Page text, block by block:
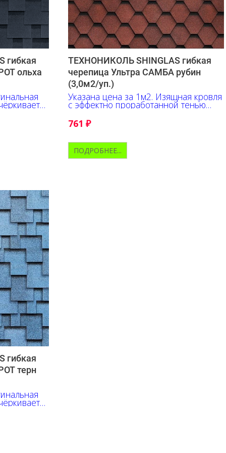
гибкая
ольха
и
ТЕХНОНИКОЛЬ SHINGLAS гибкая
черепица Ультра САМБА рубин
(3,0м2/уп.)
Указана цена за 1м2. Изящная кровля
с эффектно проработанной тенью
подчеркнёт неповторимый облик
любого здания.
761₽
ПОДРОБНЕЕ...
гибкая
терн
и